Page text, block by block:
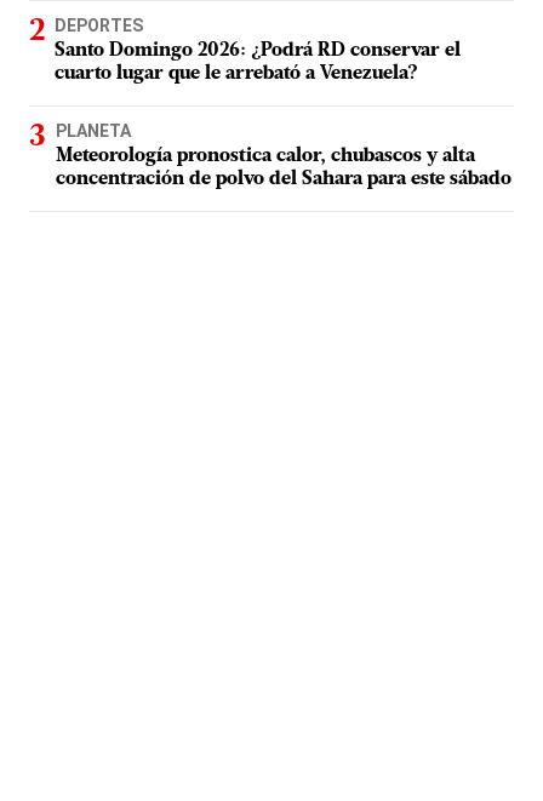
DEPORTES
Santo Domingo 2026: ¿Podrá RD conservar el
cuarto lugar que le arrebató a Venezuela?
PLANETA
Meteorología pronostica calor, chubascos y alta
concentración de polvo del Sahara para este sábado